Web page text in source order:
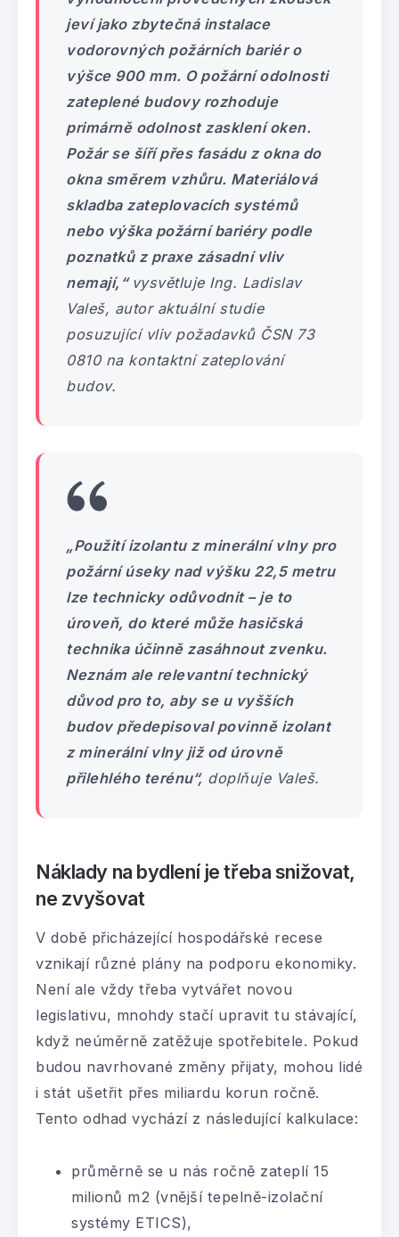
jeví jako zbytečná instalace
vodorovných požárních bariér o
výšce 900 mm. O požární odolnosti
zateplené budovy rozhoduje
primárně odolnost zasklení oken.
Požár se šíří přes fasádu z okna do
okna směrem vzhůru. Materiálová
skladba zateplovacích systémů
nebo výška požární bariéry podle
poznatků z praxe zásadní vliv
nemají,“ vysvětluje Ing. Ladislav
Valeš, autor aktuální studie
posuzující vliv požadavků ČSN 73
0810 na kontaktní zateplování
budov.
„Použití izolantu z minerální vlny pro
požární úseky nad výšku 22,5 metru
lze technicky odůvodnit – je to
úroveň, do které může hasičská
technika účinně zasáhnout zvenku.
Neznám ale relevantní technický
důvod pro to, aby se u vyšších
budov předepisoval povinně izolant
z minerální vlny již od úrovně
přilehlého terénu“, doplňuje Valeš.
Náklady na bydlení je třeba snižovat,
ne zvyšovat
V době přicházející hospodářské recese
vznikají různé plány na podporu ekonomiky.
Není ale vždy třeba vytvářet novou
legislativu, mnohdy stačí upravit tu stávající,
když neúměrně zatěžuje spotřebitele. Pokud
budou navrhované změny přijaty, mohou lidé
i stát ušetřit přes miliardu korun ročně.
Tento odhad vychází z následující kalkulace:
průměrně se u nás ročně zateplí 15
milionů m2 (vnější tepelně-izolační
systémy ETICS),